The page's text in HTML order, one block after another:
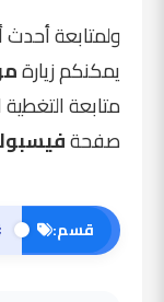
يمكنكم زيارة
متابعة
صفحة
قسم: